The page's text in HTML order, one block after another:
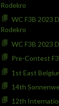
Rodekro
WC F3B 2023
Rodekro
WC F3B 2023
Pre-Contest
1st East
14th
12th